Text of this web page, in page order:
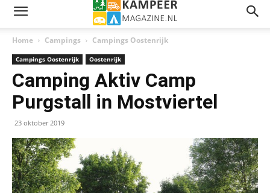
Home Campings Campings Oostenrijk
Campings Oostenrijk Oostenrijk
Camping Aktiv Camp
Purgstall in Mostviertel
23 oktober 2019